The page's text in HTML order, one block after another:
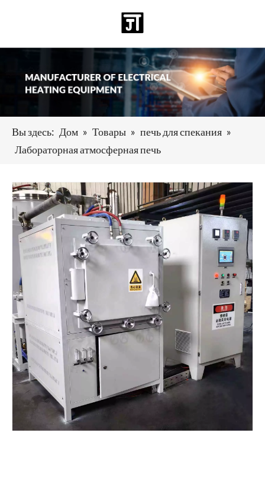
Deutsch
Español
العربية
English
Вы здесь: Дом » Товары » печь для спекания »
Лабораторная атмосферная печь